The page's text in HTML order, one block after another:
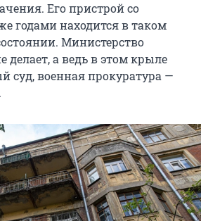
Его пристрой со
годами находится в таком
Министерство
делает, а ведь в этом крыле
суд, военная прокуратура —